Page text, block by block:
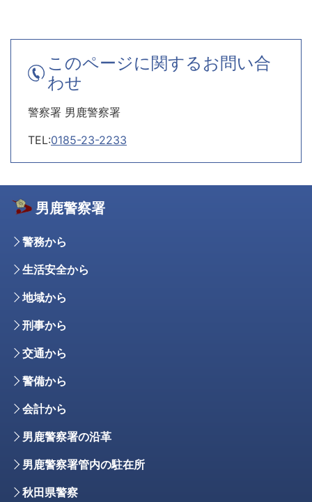
このページに関するお問い合
わせ
警察署 男鹿警察署
TEL:0185-23-2233
男鹿警察署
警務から
生活安全から
地域から
刑事から
交通から
警備から
会計から
男鹿警察署の沿革
男鹿警察署管内の駐在所
秋田県警察